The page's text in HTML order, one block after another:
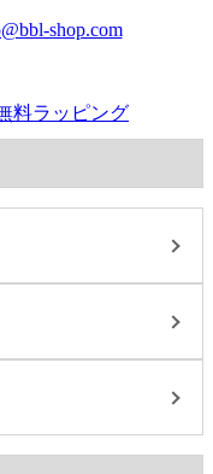
shop.com